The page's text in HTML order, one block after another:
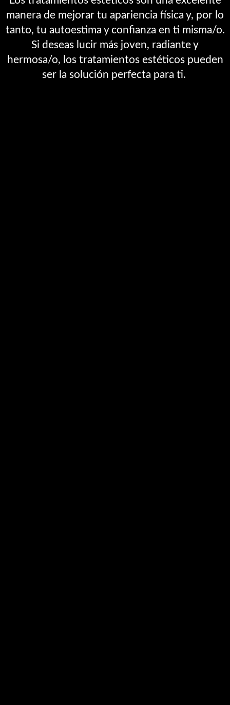
manera de mejorar tu apariencia física y, por lo
tanto, tu autoestima y confianza en ti misma/o.
Si deseas lucir más joven, radiante y
hermosa/o, los tratamientos estéticos pueden
ser la solución perfecta para ti.